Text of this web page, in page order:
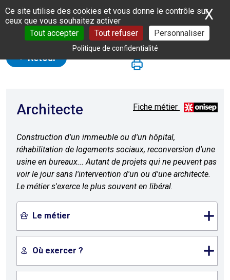
Panneau de gestion des cookies
Ce site utilise des cookies et vous donne le contrôle sur
ceux que vous souhaitez activer
Tout accepter
Tout refuser Personnaliser
Politique de confidentialité
X
Retour
Architecte Fiche métier
Construction d'un immeuble ou d'un hôpital,
réhabilitation de logements sociaux, reconversion d'une
usine en bureaux... Autant de projets qui ne peuvent pas
voir le jour sans l'intervention d'un ou d'une architecte.
Le métier s'exerce le plus souvent en libéral.
Le métier
Où exercer ?